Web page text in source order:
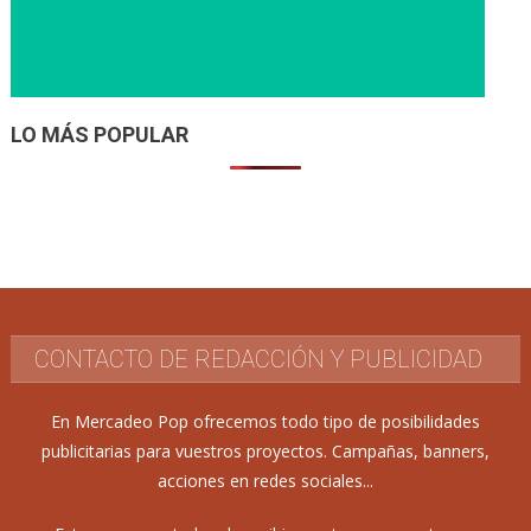
LO MÁS POPULAR
CONTACTO DE REDACCIÓN Y PUBLICIDAD
En Mercadeo Pop ofrecemos todo tipo de posibilidades
publicitarias para vuestros proyectos. Campañas, banners,
acciones en redes sociales...